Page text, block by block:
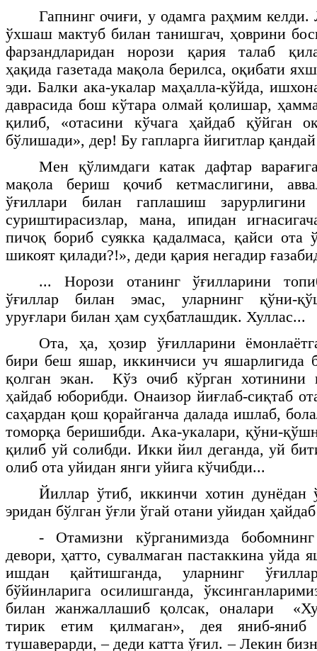
Гапнинг очиғи, у одамга раҳмим келди.
ўхшаш мактуб билан танишгач, ҳоврини
фарзандларидан норози қария талаб
ҳақида газетада мақола берилса, оқибати
эди. Балки ака-укалар маҳалла-кўйда,
даврасида бош кўтара олмай қолишар,
қилиб, «отасини кўчага ҳайдаб қўйган
бўлишади», дер! Бу гапларга йигитлар
Мен қўлимдаги катак дафтар
мақола бериш қочиб кетмаслигини,
ўғиллари билан гаплашиш
суриштирасизлар, мана, ипидан
пичоқ бориб суякка қадалмаса, қайси ота
шикоят қилади?!», деди қария негадир
... Норози отанинг ўғилларини
ўғиллар билан эмас, уларнинг қўни-
уруғлари билан ҳам суҳбатлашдик. Хуллас...
Ота, ҳа, ҳозир ўғилларини
бири беш яшар, иккинчиси уч яшарлигида
қолган экан. Кўз очиб кўрган хотинини
ҳайдаб юборибди. Онаизор йиғлаб-сиқтаб
саҳардан қош қорайганча далада ишлаб,
томорқа беришибди. Ака-укалари, қўни-
қилиб уй солибди. Икки йил деганда, уй
олиб ота уйидан янги уйига кўчибди...
Йиллар ўтиб, иккинчи хотин дунёдан
эридан бўлган ўғли ўгай отани уйидан
- Отамизни кўрганимизда бобомнинг
девори, ҳатто, сувалмаган пастаккина уйда
ишдан қайтишганда, уларнинг
бўйинларига осилишганда,
билан жанжаллашиб қолсак, оналари
тирик етим қилмаган», дея яниб-яниб
тушаверарди, – деди катта ўғил. – Лекин